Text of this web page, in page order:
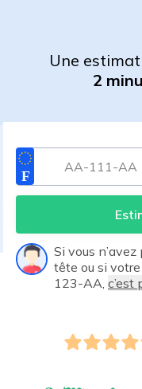
Une
2
Si vous
tête ou si
123-AA, c’est